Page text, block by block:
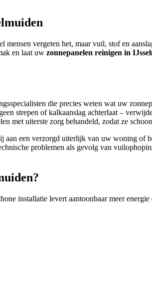
mensen vergeten het, maar vuil, stof en
en laat uwzonnepanelen reinigen in
die precies weten wat uw
strepen of kalkaanslag achterlaat –
met uiterste zorg behandeld, zodat ze
aan een verzorgd uiterlijk van uw woning of
problemen als gevolg van
installatie levert aantoonbaar meer